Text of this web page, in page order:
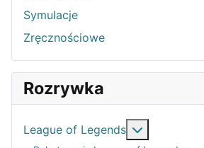
Symulacje
Zręcznościowe
Rozrywka
League of Legends